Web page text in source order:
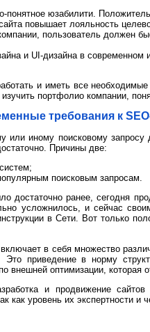
понятное юзабилити.
повышает лояльность
пользователь должен
и UI-дизайна в
и иметь все
портфолио компании,
требования к
иному поисковому запросу
Причины две:
поисковым запросам.
достаточно ранее, сегодня
усложнилось, и сейчас
в Сети. Вот только
в себя множество
приведение в норму
внешней оптимизации,
и продвижение
уровень их экспертности и